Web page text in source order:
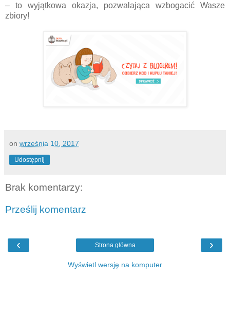
– to wyjątkowa okazja, pozwalająca wzbogacić Wasze
zbiory!
on września 10, 2017
Udostępnij
Brak komentarzy:
Prześlij komentarz
‹ ›
Strona główna
Wyświetl wersję na komputer